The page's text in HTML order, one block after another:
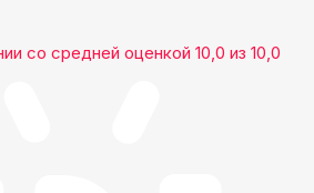
со средней оценкой 10,0 из 10,0